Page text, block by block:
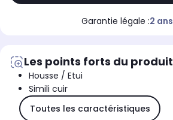
Garantie légale :2 ans
Les points forts du produit
Housse / Etui
Simili cuir
Toutes les caractéristiques